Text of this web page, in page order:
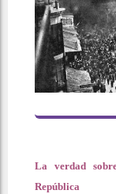
La verdad
República